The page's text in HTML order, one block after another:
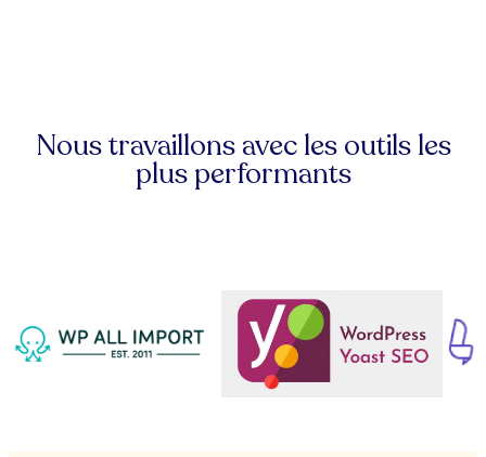
Nous travaillons avec les outils les
plus performants